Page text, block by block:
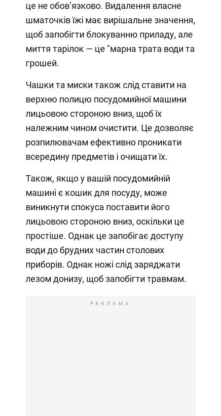
це не обов’язково. Видалення власне
шматочків їжі має вирішальне значення,
щоб запобігти блокуванню приладу, але
миття тарілок — це "марна трата води та
грошей.
Чашки та миски також слід ставити на
верхню полицю посудомийної машини
лицьовою стороною вниз, щоб їх
належним чином очистити. Це дозволяє
розпилювачам ефективно проникати
всередину предметів і очищати їх.
Також, якщо у вашій посудомийній
машині є кошик для посуду, може
виникнути спокуса поставити його
лицьовою стороною вниз, оскільки це
простіше. Однак це запобігає доступу
води до брудних частин столових
приборів. Однак ножі слід заряджати
лезом донизу, щоб запобігти травмам.
РЕКЛАМА